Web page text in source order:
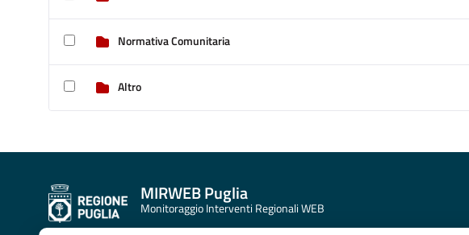
Normativa Comunitaria
Altro
MIRWEB Puglia
Monitoraggio Interventi Regionali WEB